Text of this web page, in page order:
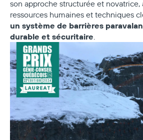
son approche structurée et novatrice,
ressources humaines et techniques
un système de barrières
durable et sécuritaire.